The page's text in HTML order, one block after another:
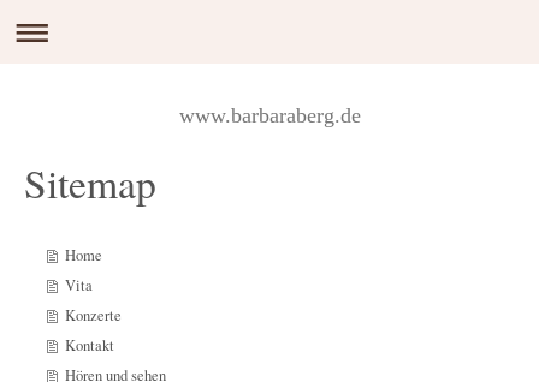
www.barbaraberg.de
Sitemap
Home
Vita
Konzerte
Kontakt
Hören und sehen